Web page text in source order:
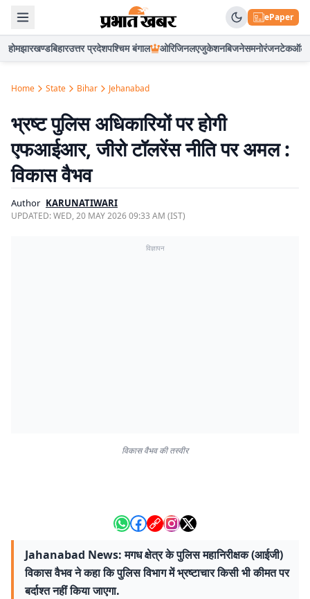
ePaper
होमझारखण्डबिहारउत्तर प्रदेशपश्चिम बंगाल ओरिजिनलएजुकेशनबिजनेसमनोरंजनटेकऑटो
Home State Bihar Jehanabad
भ्रष्ट पुलिस अधिकारियों पर होगी
एफआईआर, जीरो टॉलरेंस नीति पर अमल :
विकास वैभव
Author KARUNATIWARI
UPDATED:WED, 20 MAY 2026 09:33 AM (IST)
विज्ञापन
विकास वैभव की तस्वीर
Jahanabad News: मगध क्षेत्र के पुलिस महानिरीक्षक (आईजी)
विकास वैभव ने कहा कि पुलिस विभाग में भ्रष्टाचार किसी भी कीमत पर
बर्दाश्त नहीं किया जाएगा.